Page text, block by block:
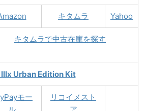
キタムラ Yahoo
キタムラで中古在庫を探す
IIIx Urban Edition Kit
モー
リコイメスト